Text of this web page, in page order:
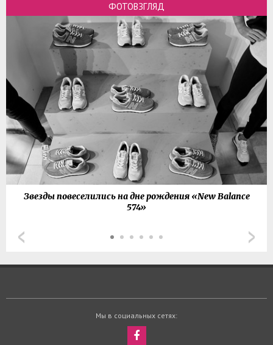
ФОТОВЗГЛЯД
Звезды повеселились на дне рождения «New Balance
574»
Мы в социальных сетях: